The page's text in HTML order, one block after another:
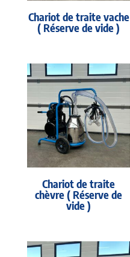
Chariot de traite vache
( Réserve de vide )
Chariot de traite
chèvre ( Réserve de
vide )